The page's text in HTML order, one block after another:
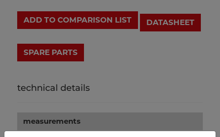
ADD TO COMPARISON LIST DATASHEET
technical details
measurements